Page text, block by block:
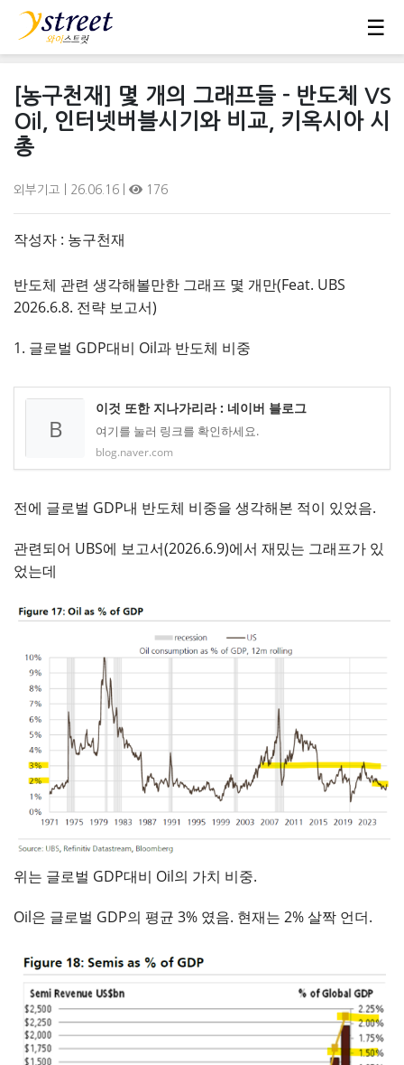
☰
[농구천재] 몇 개의 그래프들 - 반도체 VS
Oil, 인터넷버블시기와 비교, 키옥시아 시
총
외부기고 | 26.06.16 | 176
작성자 : 농구천재
반도체 관련 생각해볼만한 그래프 몇 개만(Feat. UBS
2026.6.8. 전략 보고서)
1. 글로벌 GDP대비 Oil과 반도체 비중
B
이것 또한 지나가리라 : 네이버 블로그
여기를 눌러 링크를 확인하세요.
blog.naver.com
전에 글로벌 GDP내 반도체 비중을 생각해본 적이 있었음.
관련되어 UBS에 보고서(2026.6.9)에서 재밌는 그래프가 있
었는데
위는 글로벌 GDP대비 Oil의 가치 비중.
Oil은 글로벌 GDP의 평균 3% 였음. 현재는 2% 살짝 언더.